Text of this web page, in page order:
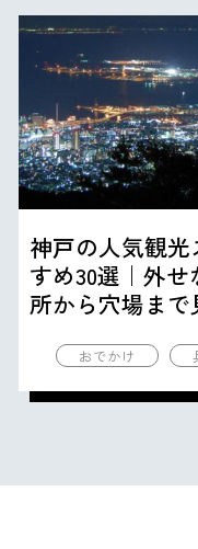
神戸の人気観
すめ30選｜外
所から穴場まで
おでかけ